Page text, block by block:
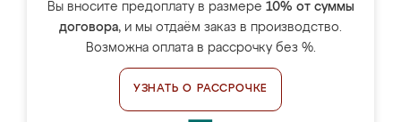
Вы вносите предоплату в размере 10% от суммы
договора, и мы отдаём заказ в производство.
Возможна оплата в рассрочку без %.
УЗНАТЬ О РАССРОЧКЕ